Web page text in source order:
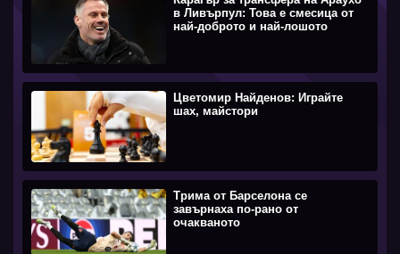
в Ливърпул: Това е смесица от
най-доброто и най-лошото
Цветомир Найденов: Играйте
шах, майстори
Трима от Барселона се
завърнаха по-рано от
очакваното